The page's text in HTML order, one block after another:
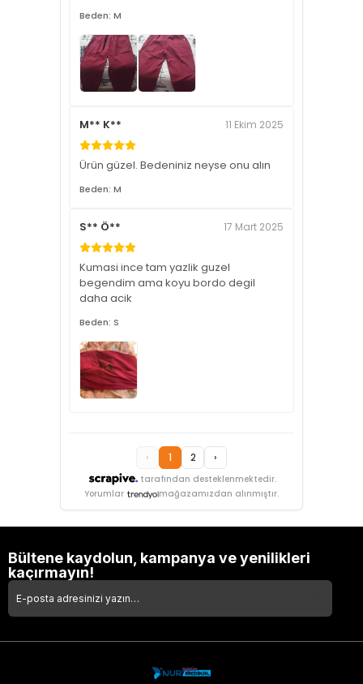
Beden: M
M** K** 11 Ekim 2025
Ürün güzel. Bedeniniz neyse onu alın
Beden: M
S** Ö** 17 Mart 2025
Kumasi ince tam yazlik guzel
begendim ama koyu bordo degil
daha acik
Beden: S
tarafından desteklenmektedir.
‹ 1 2 ›
Yorumlar mağazamızdan alınmıştır.
Bültene kaydolun, kampanya ve yenilikleri
kaçırmayın!